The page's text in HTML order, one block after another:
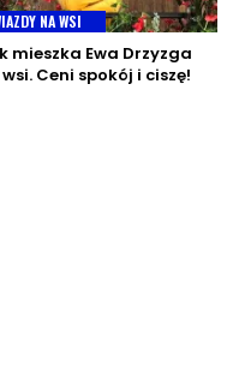
NA WSI
mieszka Ewa Drzyzga
Ceni spokój i ciszę!